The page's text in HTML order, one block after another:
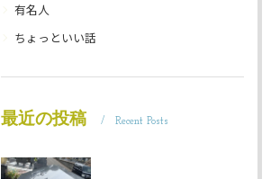
有名人
ちょっといい話
最近の投稿 Recent Posts